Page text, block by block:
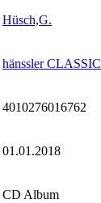
Hüsch,G.
hänssler CLASSIC
4010276016762
01.01.2018
CD Album